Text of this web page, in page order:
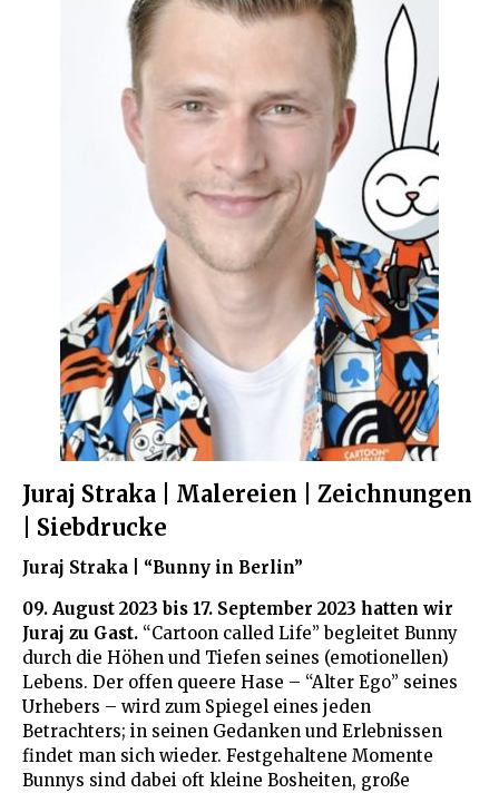
Juraj Straka | Malereien | Zeichnungen
| Siebdrucke
Juraj Straka | “Bunny in Berlin”
09. August 2023 bis 17. September 2023 hatten wir
Juraj zu Gast. “Cartoon called Life” begleitet Bunny
durch die Höhen und Tiefen seines (emotionellen)
Lebens. Der offen queere Hase – “Alter Ego” seines
Urhebers – wird zum Spiegel eines jeden
Betrachters; in seinen Gedanken und Erlebnissen
findet man sich wieder. Festgehaltene Momente
Bunnys sind dabei oft kleine Bosheiten, große